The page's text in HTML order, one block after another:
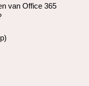
van Office 365